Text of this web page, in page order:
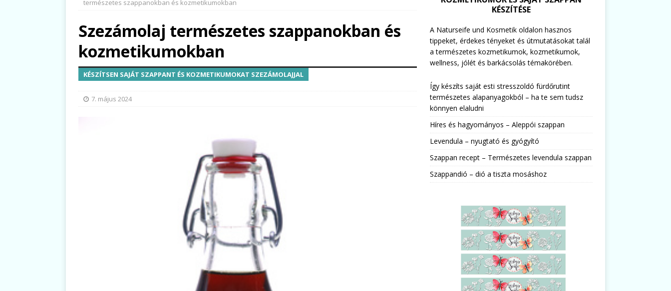
természetes szappanokban és kozmetikumokban
Szezámolaj természetes szappanokban és
kozmetikumokban
KÉSZÍTSEN SAJÁT SZAPPANT ÉS KOZMETIKUMOKAT SZEZÁMOLAJJAL
7. május 2024
KÉSZÍTÉSE
A Naturseife und Kosmetik oldalon hasznos
tippeket, érdekes tényeket és útmutatásokat talál
a természetes kozmetikumok, kozmetikumok,
wellness, jólét és barkácsolás témakörében.
Így készíts saját esti stresszoldó fürdőrutint
természetes alapanyagokból – ha te sem tudsz
könnyen elaludni
Híres és hagyományos – Aleppói szappan
Levendula – nyugtató és gyógyító
Szappan recept – Természetes levendula szappan
Szappandió – dió a tiszta mosáshoz